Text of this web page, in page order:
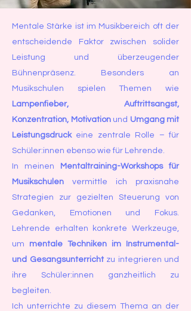
Mentale Stärke ist im Musikbereich oft der
entscheidende Faktor zwischen solider
Leistung und überzeugender
Bühnenpräsenz. Besonders an
Musikschulen spielen Themen wie
Lampenfieber, Auftrittsangst,
Konzentration, Motivationund Umgang mit
Leistungsdruckeine zentrale Rolle – für
Schüler:innen ebenso wie für Lehrende.
In meinen
Mentaltraining-Workshops für
Musikschulen vermittle ich praxisnahe
Strategien zur gezielten Steuerung von
Gedanken, Emotionen und Fokus.
Lehrende erhalten konkrete Werkzeuge,
um mentale Techniken im Instrumental-
und Gesangsunterricht zu integrieren und
ihre Schüler:innen ganzheitlich zu
begleiten.
Ich unterrichte zu diesem Thema an der